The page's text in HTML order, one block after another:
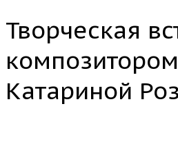
Творческая
композитором
Катариной